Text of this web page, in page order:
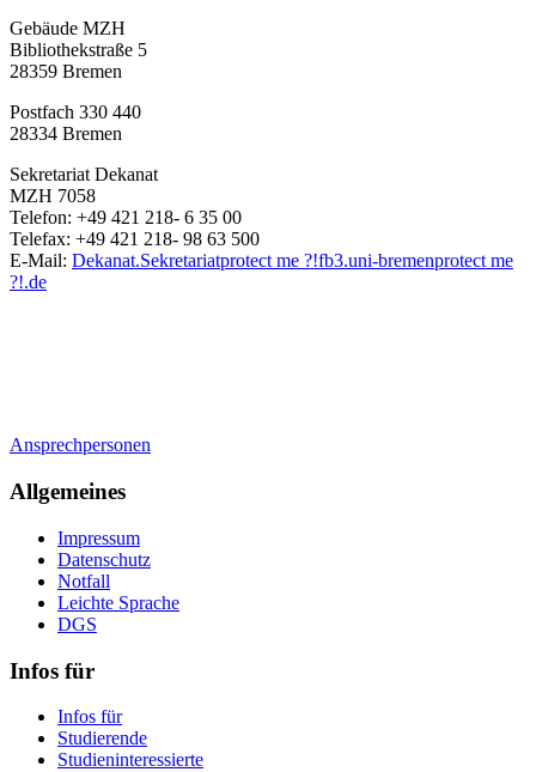
Gebäude MZH
Bibliothekstraße 5
28359 Bremen
Postfach 330 440
28334 Bremen
Sekretariat Dekanat
MZH 7058
Telefon: +49 421 218- 6 35 00
Telefax: +49 421 218- 98 63 500
E-Mail: Dekanat.Sekretariatprotect me ?!fb3.uni-bremenprotect me
?!.de
Ansprechpersonen
Allgemeines
Impressum
Datenschutz
Notfall
Leichte Sprache
DGS
Infos für
Infos für
Studierende
Studieninteressierte